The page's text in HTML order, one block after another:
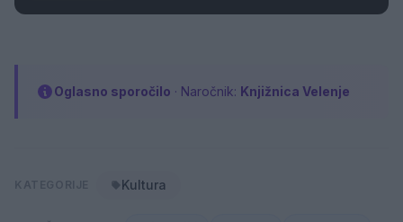
Oglasno sporočilo · Naročnik: Knjižnica Velenje
Kultura